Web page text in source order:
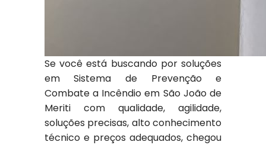
Se você está buscando por soluções
em Sistema de Prevenção e
Combate a Incêndio em São João de
Meriti com qualidade, agilidade,
soluções precisas, alto conhecimento
técnico e preços adequados, chegou